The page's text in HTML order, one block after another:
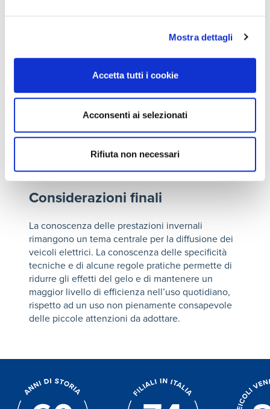
Mostra dettagli
Accetta tutti i cookie
Acconsenti ai selezionati
Rifiuta non necessari
resistenza al rotolamento e richiedono più energia
Infine, mantenere un livello di carica superiore al
freddo eccezionale ed estremo, permette di avere
energia sufficiente per essere sicuri che la vettura
utile per la ricarica, anche se collegata a una
colonnina.
Considerazioni finali
La conoscenza delle prestazioni invernali
rimangono un tema centrale per la diffusione dei
veicoli elettrici. La conoscenza delle specificità
tecniche e di alcune regole pratiche permette di
ridurre gli effetti del gelo e di mantenere un
maggior livello di efficienza nell’uso quotidiano,
rispetto ad un uso non pienamente consapevole
delle piccole attenzioni da adottare.